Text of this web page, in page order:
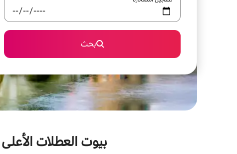
بحث
بيوت العطلات